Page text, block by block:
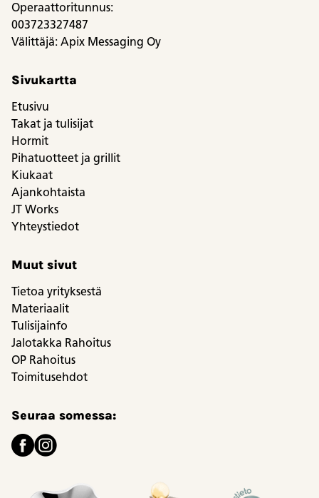
Operaattoritunnus:
003723327487
Välittäjä: Apix Messaging Oy
Sivukartta
Etusivu
Takat ja tulisijat
Hormit
Pihatuotteet ja grillit
Kiukaat
Ajankohtaista
JT Works
Yhteystiedot
Muut sivut
Tietoa yrityksestä
Materiaalit
Tulisijainfo
Jalotakka Rahoitus
OP Rahoitus
Toimitusehdot
Seuraa somessa: